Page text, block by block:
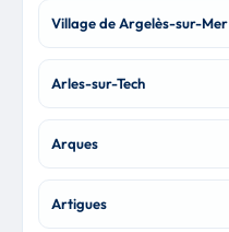
Village de Argelès-sur-Mer
Arles-sur-Tech
Arques
Artigues